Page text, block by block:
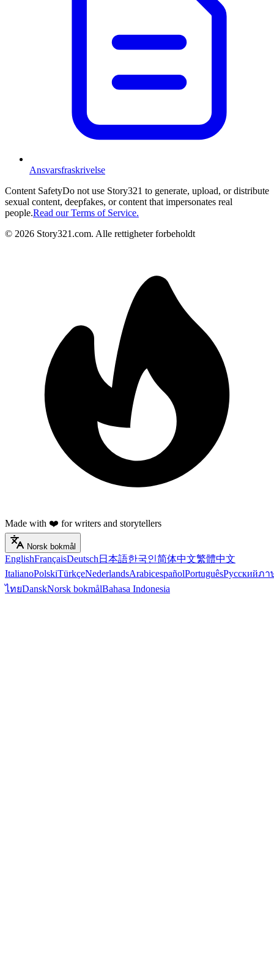
Ansvarsfraskrivelse
Content SafetyDo not use Story321 to generate, upload, or distribute
sexual content, deepfakes, or content that impersonates real
people.Read our Terms of Service.
© 2026 Story321.com. Alle rettigheter forbeholdt
Made with ❤️ for writers and storytellers
Norsk bokmål
EnglishFrançaisDeutsch 日本語한국인简体中文繁體中文
ItalianoPolskiTürkçeNederlandsArabicespañolPortuguêsРусскийภา
ไทยDanskNorsk bokmålBahasa Indonesia